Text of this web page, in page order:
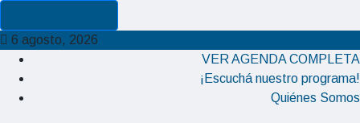
6 agosto, 2026
VER AGENDA COMPLETA
¡Escuchá nuestro programa!
Quiénes Somos